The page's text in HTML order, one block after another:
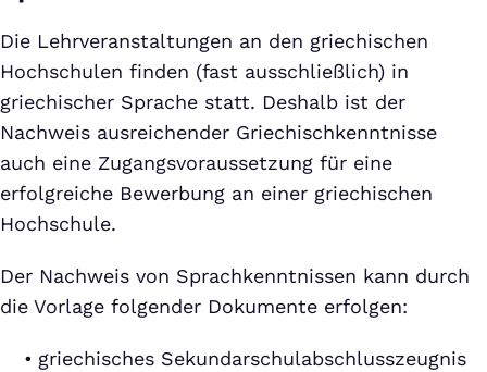
Die Lehrveranstaltungen an den griechischen
Hochschulen finden (fast ausschließlich) in
griechischer Sprache statt. Deshalb ist der
Nachweis ausreichender Griechischkenntnisse
auch eine Zugangsvoraussetzung für eine
erfolgreiche Bewerbung an einer griechischen
Hochschule.
Der Nachweis von Sprachkenntnissen kann durch
die Vorlage folgender Dokumente erfolgen:
griechisches Sekundarschulabschlusszeugnis